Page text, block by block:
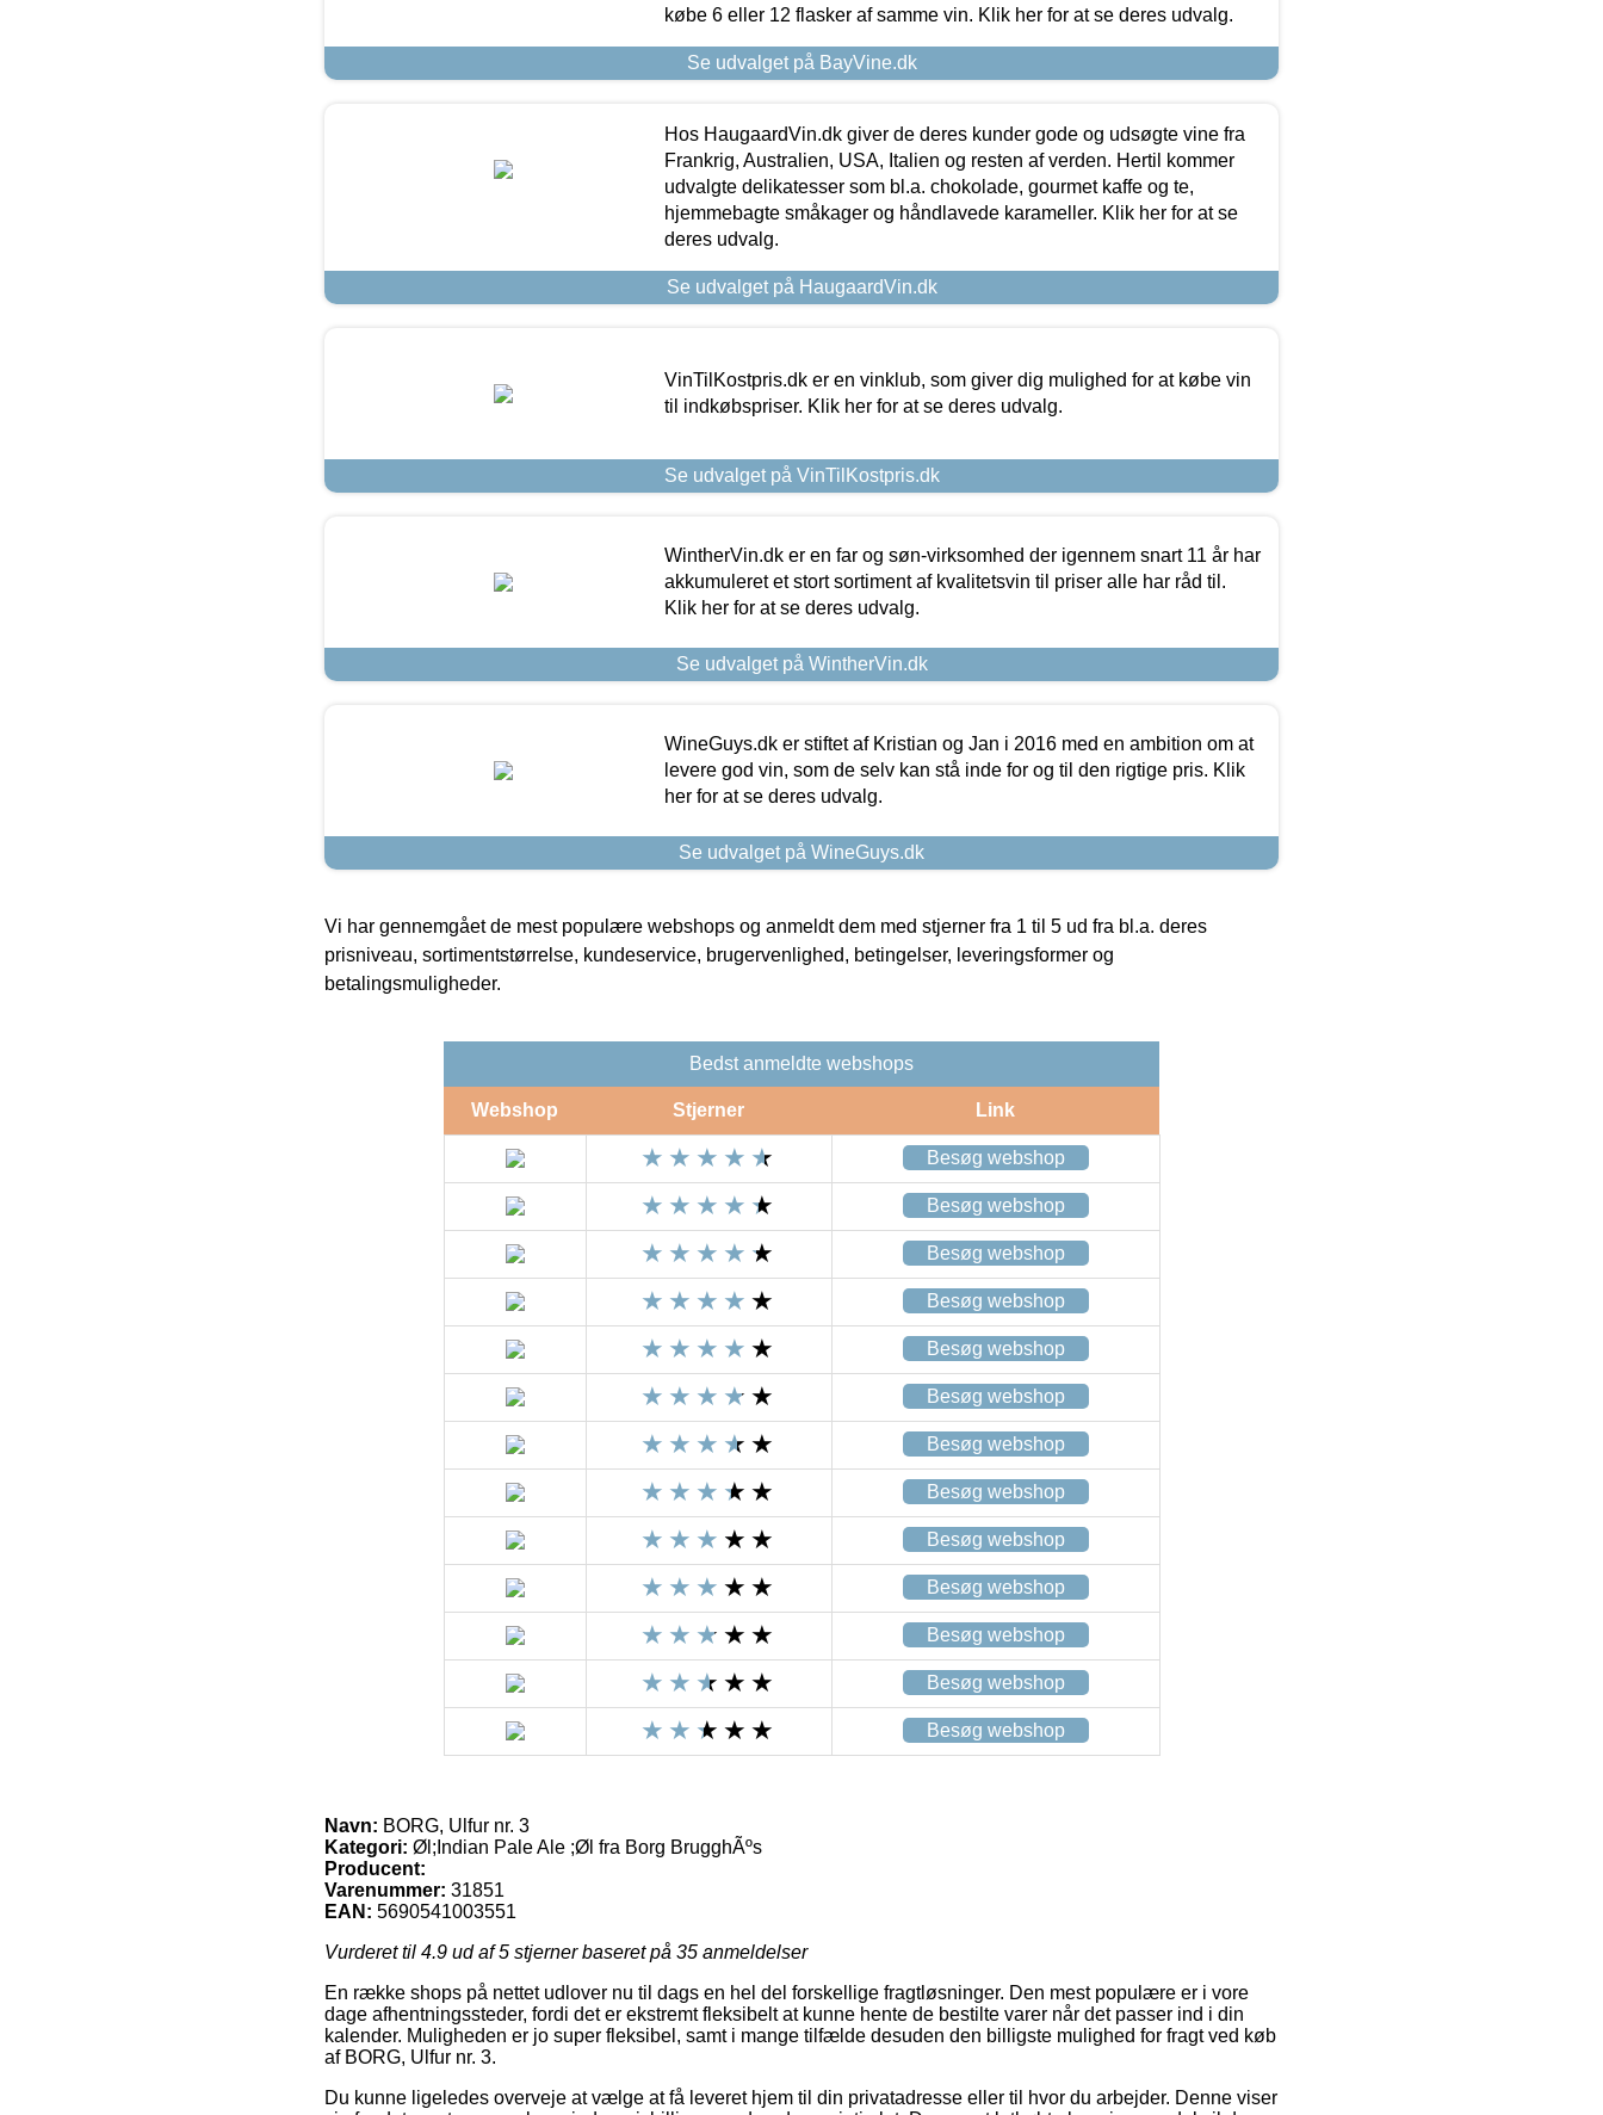
købe 6 eller 12 flasker af samme vin. Klik her for at se deres udvalg.
Se udvalget på BayVine.dk
Hos HaugaardVin.dk giver de deres kunder gode og udsøgte vine fra
Frankrig, Australien, USA, Italien og resten af verden. Hertil kommer
udvalgte delikatesser som bl.a. chokolade, gourmet kaffe og te,
hjemmebagte småkager og håndlavede karameller. Klik her for at se
deres udvalg.
Se udvalget på HaugaardVin.dk
VinTilKostpris.dk er en vinklub, som giver dig mulighed for at købe vin
til indkøbspriser. Klik her for at se deres udvalg.
Se udvalget på VinTilKostpris.dk
WintherVin.dk er en far og søn-virksomhed der igennem snart 11 år har
akkumuleret et stort sortiment af kvalitetsvin til priser alle har råd til.
Klik her for at se deres udvalg.
Se udvalget på WintherVin.dk
WineGuys.dk er stiftet af Kristian og Jan i 2016 med en ambition om at
levere god vin, som de selv kan stå inde for og til den rigtige pris. Klik
her for at se deres udvalg.
Se udvalget på WineGuys.dk
Vi har gennemgået de mest populære webshops og anmeldt dem med stjerner fra 1 til 5 ud fra bl.a. deres
prisniveau, sortimentstørrelse, kundeservice, brugervenlighed, betingelser, leveringsformer og
betalingsmuligheder.
Bedst anmeldte webshops
Webshop Stjerner Link
Besøg webshop
Besøg webshop
Besøg webshop
Besøg webshop
Besøg webshop
Besøg webshop
Besøg webshop
Besøg webshop
Besøg webshop
Besøg webshop
Besøg webshop
Besøg webshop
Besøg webshop
Navn: BORG, Ulfur nr. 3
Kategori: Øl;Indian Pale Ale ;Øl fra Borg BrugghÃºs
Producent:
Varenummer: 31851
EAN: 5690541003551
Vurderet til 4.9 ud af 5 stjerner baseret på 35 anmeldelser
En række shops på nettet udlover nu til dags en hel del forskellige fragtløsninger. Den mest populære er i vore
dage afhentningssteder, fordi det er ekstremt fleksibelt at kunne hente de bestilte varer når det passer ind i din
kalender. Muligheden er jo super fleksibel, samt i mange tilfælde desuden den billigste mulighed for fragt ved køb
af BORG, Ulfur nr. 3.
Du kunne ligeledes overveje at vælge at få leveret hjem til din privatadresse eller til hvor du arbejder. Denne viser